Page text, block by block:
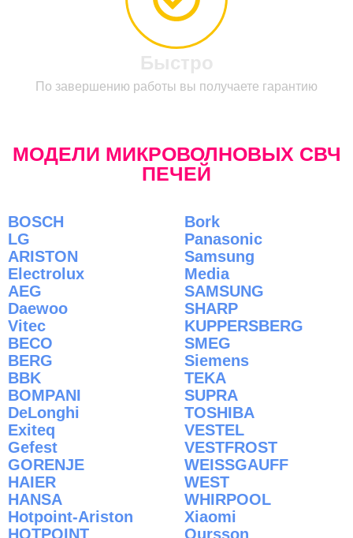
Быстро
По завершению работы вы получаете гарантию
МОДЕЛИ МИКРОВОЛНОВЫХ СВЧ
ПЕЧЕЙ
BOSCH
LG
ARISTON
Electrolux
AEG
Daewoo
Vitec
BECO
BERG
BBK
BOMPANI
DeLonghi
Exiteq
Gefest
GORENJE
HAIER
HANSA
Hotpoint-Ariston
HOTPOINT
Bork
Panasonic
Samsung
Media
SAMSUNG
SHARP
KUPPERSBERG
SMEG
Siemens
TEKA
SUPRA
TOSHIBA
VESTEL
VESTFROST
WEISSGAUFF
WEST
WHIRPOOL
Xiaomi
Oursson